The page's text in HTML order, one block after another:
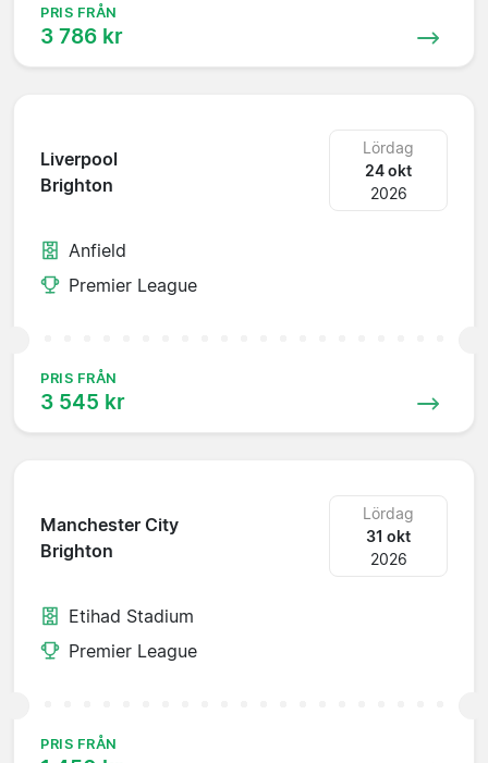
PRIS FRÅN
3 786 kr
Liverpool
Brighton
Lördag
24 okt
2026
Anfield
Premier League
PRIS FRÅN
3 545 kr
Manchester City
Brighton
Lördag
31 okt
2026
Etihad Stadium
Premier League
PRIS FRÅN